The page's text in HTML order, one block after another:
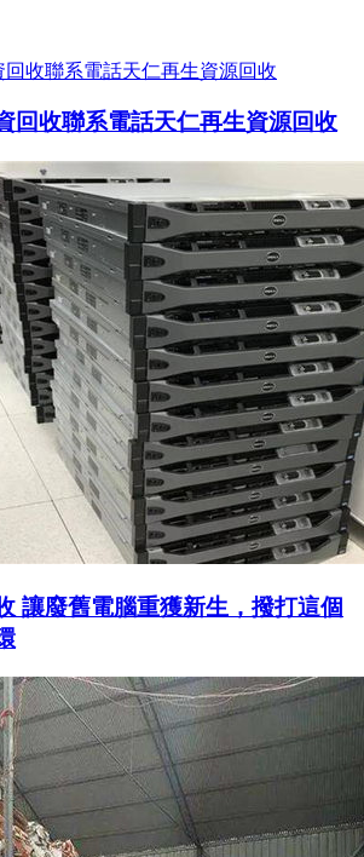
回收聯系電話天仁再生資源回收
讓廢舊電腦重獲新生，撥打這個